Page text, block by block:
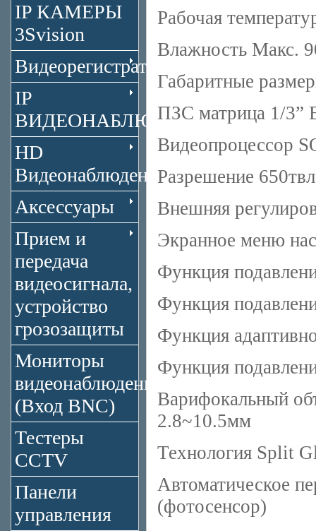
IP КАМЕРЫ
3Svision
Видеорегистраторы
IP
ВИДЕОНАБЛЮДЕНИЕ
HD
Видеонаблюдение
Аксессуары
Прием и
передача
видеосигнала,
устройство
грозозащиты
Мониторы
видеонаблюдения
(Вход BNC)
Тестеры
CCTV
Панели
управления
Рабочая
Влажность Макс.
Габаритные
ПЗС матрица 1/
Видеопроцессор
Разрешение
Внешняя
Экранное меню
Функция
Функция
Функция
Функция
Варифокальный
2.8~10.5мм
Технология Split
Автоматическое
(фотосенсор)